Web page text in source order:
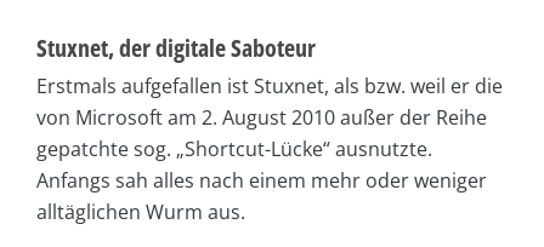
Stuxnet, der digitale Saboteur
Erstmals aufgefallen ist Stuxnet, als bzw. weil er die
von Microsoft am 2. August 2010 außer der Reihe
gepatchte sog. „Shortcut-Lücke“ ausnutzte.
Anfangs sah alles nach einem mehr oder weniger
alltäglichen Wurm aus.